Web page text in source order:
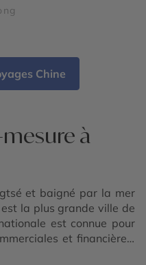
Chine
à
et baigné par la mer
la plus grande ville de
est connue pour
et financières,
riches ressources